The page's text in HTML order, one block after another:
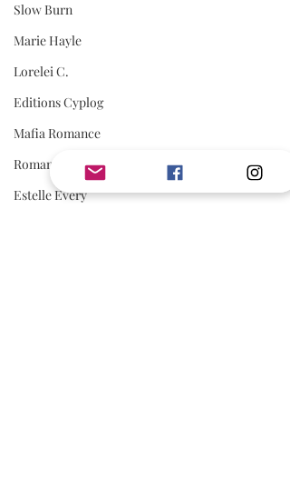
Slow Burn
Marie Hayle
Lorelei C.
Editions Cyplog
Mafia Romance
Romance Biker
Estelle Every